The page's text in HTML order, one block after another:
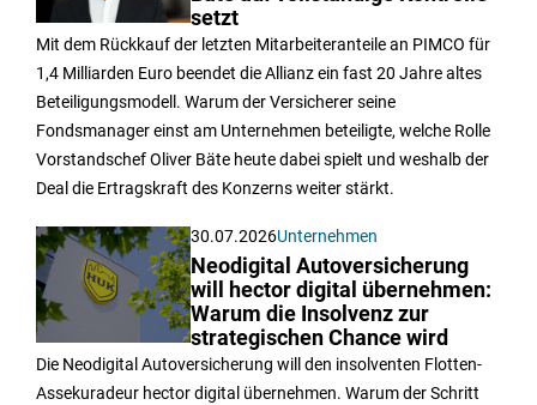
setzt
Mit dem Rückkauf der letzten Mitarbeiteranteile an PIMCO für
1,4 Milliarden Euro beendet die Allianz ein fast 20 Jahre altes
Beteiligungsmodell. Warum der Versicherer seine
Fondsmanager einst am Unternehmen beteiligte, welche Rolle
Vorstandschef Oliver Bäte heute dabei spielt und weshalb der
Deal die Ertragskraft des Konzerns weiter stärkt.
30.07.2026Unternehmen
Neodigital Autoversicherung
will hector digital übernehmen:
Warum die Insolvenz zur
strategischen Chance wird
Die Neodigital Autoversicherung will den insolventen Flotten-
Assekuradeur hector digital übernehmen. Warum der Schritt